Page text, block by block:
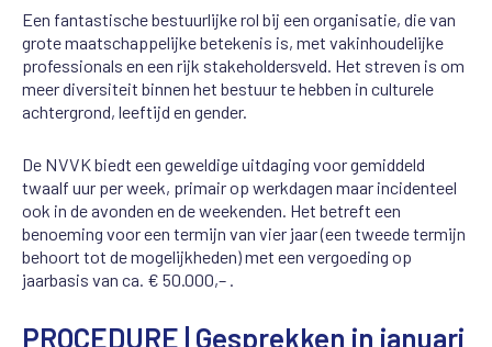
Een fantastische bestuurlijke rol bij een organisatie, die van
grote maatschappelijke betekenis is, met vakinhoudelijke
professionals en een rijk stakeholdersveld. Het streven is om
meer diversiteit binnen het bestuur te hebben in culturele
achtergrond, leeftijd en gender.
De NVVK biedt een geweldige uitdaging voor gemiddeld
twaalf uur per week, primair op werkdagen maar incidenteel
ook in de avonden en de weekenden. Het betreft een
benoeming voor een termijn van vier jaar (een tweede termijn
behoort tot de mogelijkheden) met een vergoeding op
jaarbasis van ca. € 50.000,– .
PROCEDURE | Gesprekken in januari